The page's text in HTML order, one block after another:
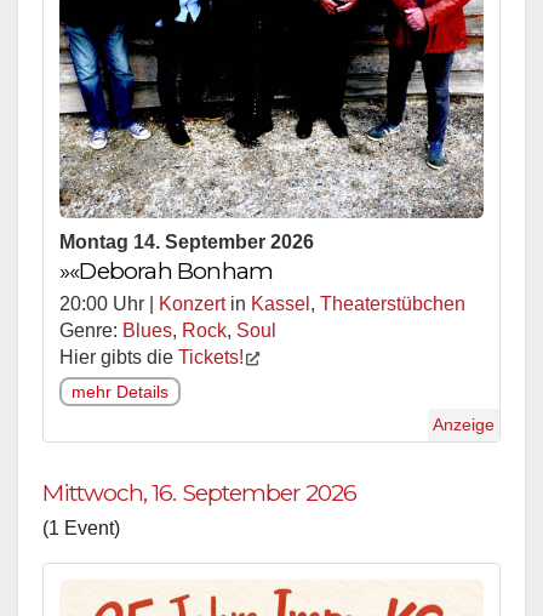
Montag 14. September 2026
»«Deborah Bonham
20:00 Uhr | Konzertin Kassel , Theaterstübchen
Genre: Blues, Rock, Soul
Hier gibts die Tickets!
mehr Details
Anzeige
Mittwoch, 16. September 2026
(1 Event)